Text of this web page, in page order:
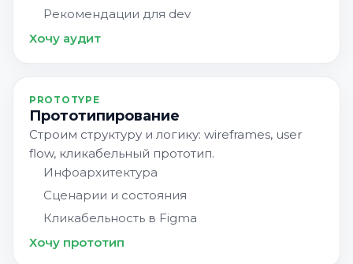
Рекомендации для dev
Хочу аудит
PROTOTYPE
Прототипирование
Строим структуру и логику: wireframes, user
flow, кликабельный прототип.
Инфоархитектура
Сценарии и состояния
Кликабельность в Figma
Хочу прототип